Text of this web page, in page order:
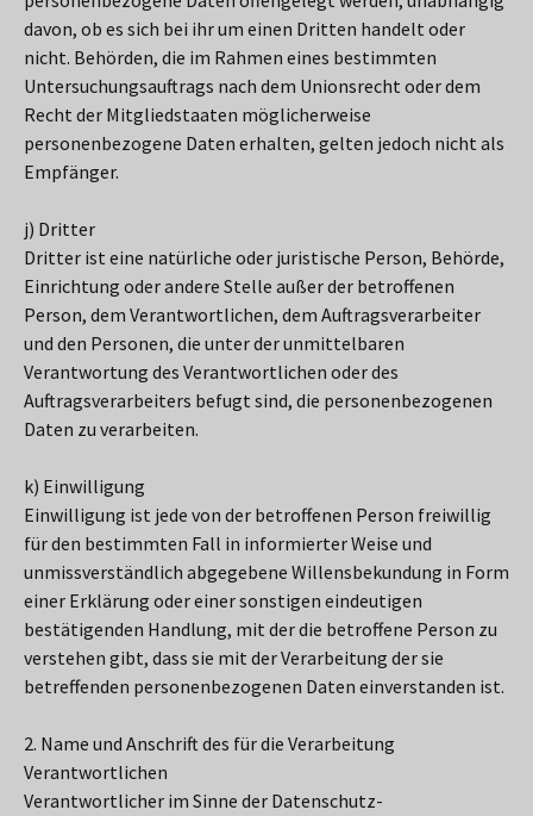
davon, ob es sich bei ihr um einen Dritten handelt oder
nicht. Behörden, die im Rahmen eines bestimmten
Untersuchungsauftrags nach dem Unionsrecht oder dem
Recht der Mitgliedstaaten möglicherweise
personenbezogene Daten erhalten, gelten jedoch nicht als
Empfänger.
j) Dritter
Dritter ist eine natürliche oder juristische Person, Behörde,
Einrichtung oder andere Stelle außer der betroffenen
Person, dem Verantwortlichen, dem Auftragsverarbeiter
und den Personen, die unter der unmittelbaren
Verantwortung des Verantwortlichen oder des
Auftragsverarbeiters befugt sind, die personenbezogenen
Daten zu verarbeiten.
k) Einwilligung
Einwilligung ist jede von der betroffenen Person freiwillig
für den bestimmten Fall in informierter Weise und
unmissverständlich abgegebene Willensbekundung in Form
einer Erklärung oder einer sonstigen eindeutigen
bestätigenden Handlung, mit der die betroffene Person zu
verstehen gibt, dass sie mit der Verarbeitung der sie
betreffenden personenbezogenen Daten einverstanden ist.
2. Name und Anschrift des für die Verarbeitung
Verantwortlichen
Verantwortlicher im Sinne der Datenschutz-